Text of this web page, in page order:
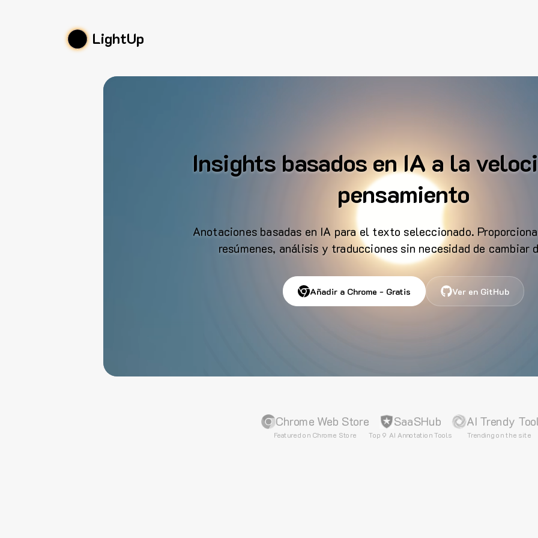
LightUp
Insights basados en IA a la
pensamiento
Anotaciones basadas en IA para el texto seleccionado.
resúmenes, análisis y traducciones sin necesidad de cambiar
Añadir a Chrome - Gratis Ver en GitHub
Chrome Web Store
Featured on Chrome Store
SaaSHub
Top 9 AI Annotation Tools
AI Trendy
Trending on the site